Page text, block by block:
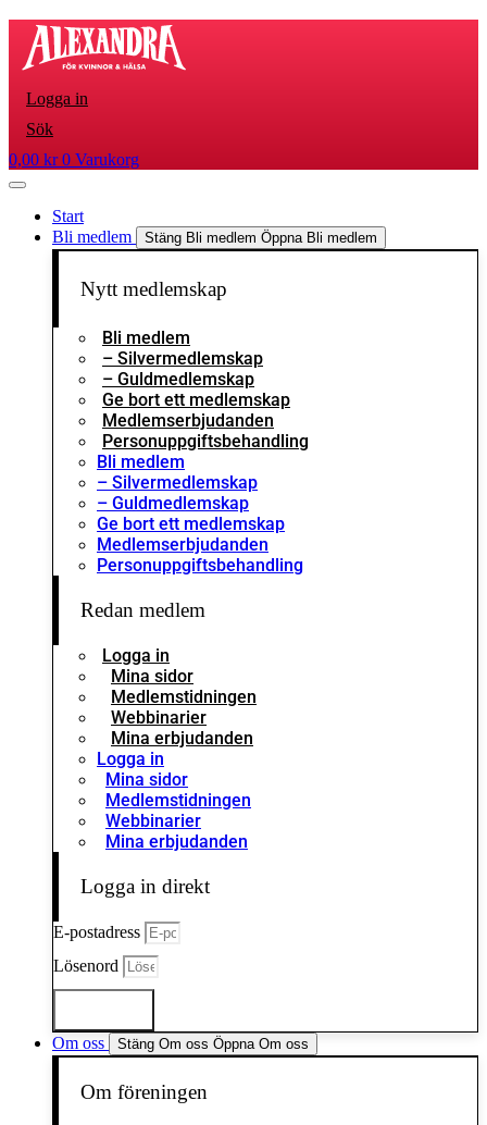
Hoppa
innehåll
Logga in
Sök
0,00 kr 0 Varukorg
Start
Bli medlem
Stäng Bli medlem Öppna Bli medlem
Nytt medlemskap
Bli medlem
– Silvermedlemskap
– Guldmedlemskap
Ge bort ett medlemskap
Medlemserbjudanden
Personuppgiftsbehandling
Bli medlem
– Silvermedlemskap
– Guldmedlemskap
Ge bort ett medlemskap
Medlemserbjudanden
Personuppgiftsbehandling
Redan medlem
Logga in
Mina sidor
Medlemstidningen
Webbinarier
Mina erbjudanden
Logga in
Mina sidor
Medlemstidningen
Webbinarier
Mina erbjudanden
Logga in direkt
E-postadress
Lösenord
Om oss Stäng Om oss Öppna Om oss
Om föreningen